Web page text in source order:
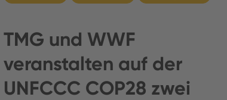
TMG und WWF
veranstalten auf der
UNFCCC COP28 zwei